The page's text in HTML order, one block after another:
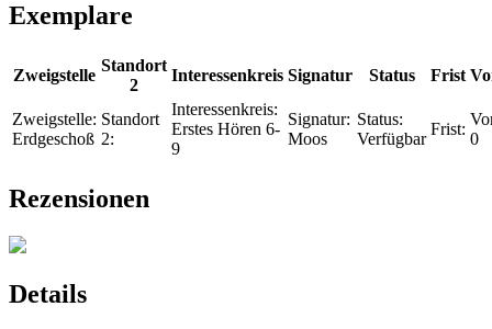
Exemplare
Zweigstelle
Standort
2
Interessenkreis Signatur Status Frist
Zweigstelle:
Erdgeschoß
Standort
2:
Interessenkreis:
Erstes Hören 6-
9
Signatur:
Moos
Status:
Verfügbar
Frist:
0
Rezensionen
Details